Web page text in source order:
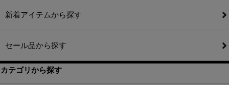
新着アイテムから探す
セール品から探す
カテゴリから探す